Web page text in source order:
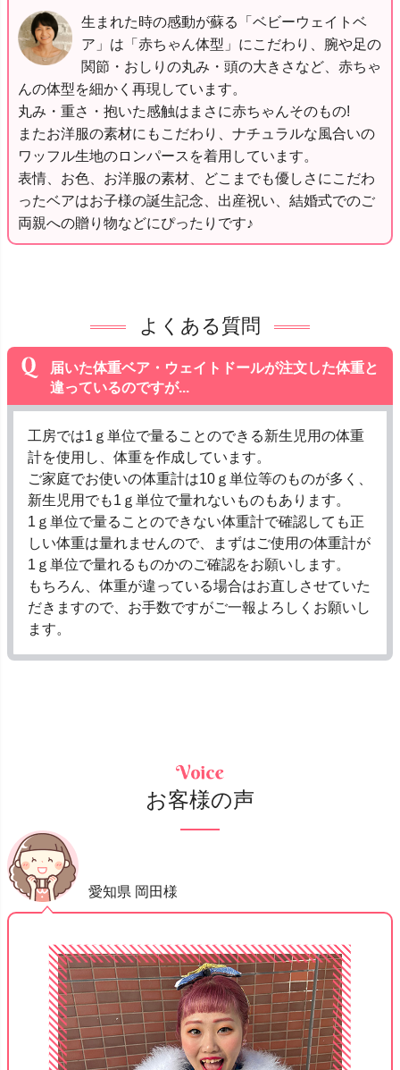
生まれた時の感動が蘇る「ベビーウェイトベ
ア」は「赤ちゃん体型」にこだわり、腕や足の
関節・おしりの丸み・頭の大きさなど、赤ちゃ
んの体型を細かく再現しています。
丸み・重さ・抱いた感触はまさに赤ちゃんそのもの!
またお洋服の素材にもこだわり、ナチュラルな風合いの
ワッフル生地のロンパースを着用しています。
表情、お色、お洋服の素材、どこまでも優しさにこだわ
ったベアはお子様の誕生記念、出産祝い、結婚式でのご
両親への贈り物などにぴったりです♪
よくある質問
届いた体重ベア・ウェイトドールが注文した体重と
違っているのですが...
工房では1ｇ単位で量ることのできる新生児用の体重
計を使用し、体重を作成しています。
ご家庭でお使いの体重計は10ｇ単位等のものが多く、
新生児用でも1ｇ単位で量れないものもあります。
1ｇ単位で量ることのできない体重計で確認しても正
しい体重は量れませんので、まずはご使用の体重計が
1ｇ単位で量れるものかのご確認をお願いします。
もちろん、体重が違っている場合はお直しさせていた
だきますので、お手数ですがご一報よろしくお願いし
ます。
お客様の声
愛知県 岡田様